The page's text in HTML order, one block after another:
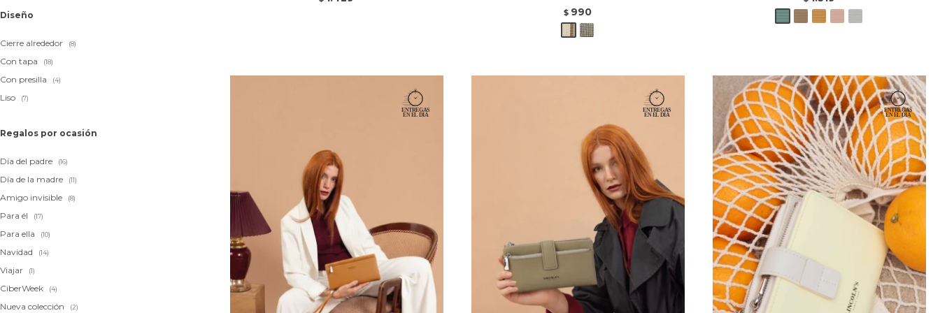
$ 990
Diseño
Cierre alrededor (8)
Con tapa (18)
Con presilla (4)
Liso (7)
Regalos por ocasión
Día del padre (16)
Día de la madre (11)
Amigo invisible (8)
Para él (17)
Para ella (10)
Navidad (14)
Viajar (1)
CiberWeek (4)
Nueva colección (2)